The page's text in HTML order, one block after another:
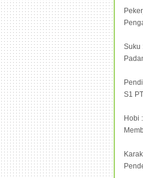
Suku
S1
Hobi :